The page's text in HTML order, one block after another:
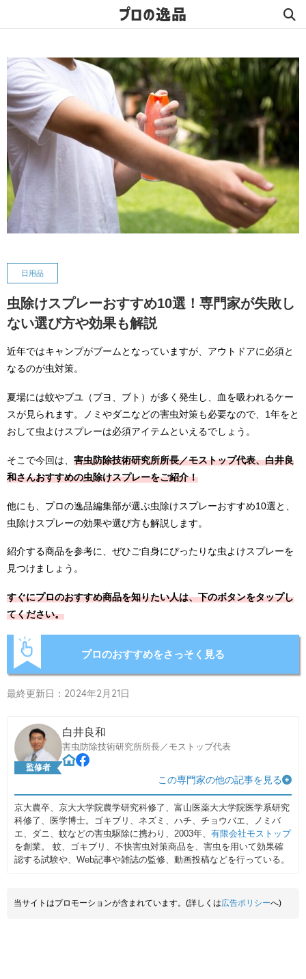
プロの逸品
日用品
虫除けスプレーおすすめ10選！専門家が失敗し
ない選び方や効果も解説
近年ではキャンプがブームとなっていますが、アウトドアに必須と
なるのが虫対策。
夏場には蚊やブユ（ブヨ、ブト）が多く発生し、血を吸われるケー
スが見られます。ノミやダニなどの害虫対策も必要なので、1年をと
おして虫よけスプレーは必須アイテムといえるでしょう。
そこで今回は、 害虫防除技術研究所所長／モストップ代表、白井良
和さんおすすめの虫除けスプレーをご紹介！
他にも、プロの逸品編集部が選ぶ虫除けスプレーおすすめ10選と、
虫除けスプレーの効果や選び方も解説します。
紹介する商品を参考に、ぜひご自身にぴったりな虫よけスプレーを
見つけましょう。
すぐにプロのおすすめ商品を知りたい人は、下のボタンをタップし
てください。
プロのおすすめをさっそく見る
最終更新日：2024年2月21日
監修者
白井良和
害虫防除技術研究所所長／モストップ代表
この専門家の他の記事を見る
京大農卒、京大大学院農学研究科修了、富山医薬大大学院医学系研究
科修了、医学博士。ゴキブリ、ネズミ、ハチ、チョウバエ、ノミバ
エ、ダニ、蚊などの害虫駆除に携わり、2003年、 有限会社モストップ
を創業。 蚊、ゴキブリ、不快害虫対策商品を、害虫を用いて効果確
認する試験や、Web記事や雑誌の監修、動画投稿などを行っている。
当サイトはプロモーションが含まれています。(詳しくは広告ポリシーへ)